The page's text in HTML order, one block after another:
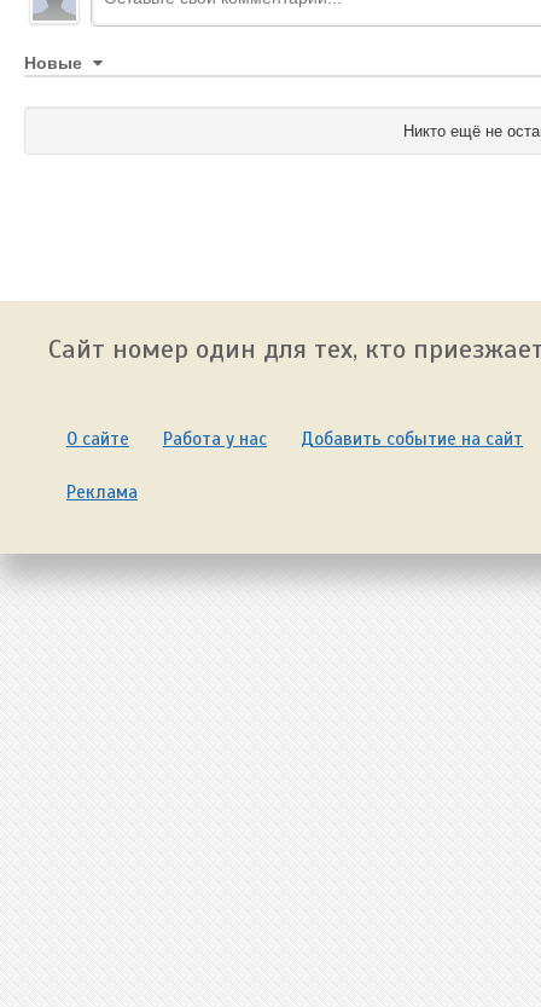
Новые
Никто ещё не
Сайт номер один для тех, кто
О сайте Работа у нас Добавить событие на сайт
Реклама